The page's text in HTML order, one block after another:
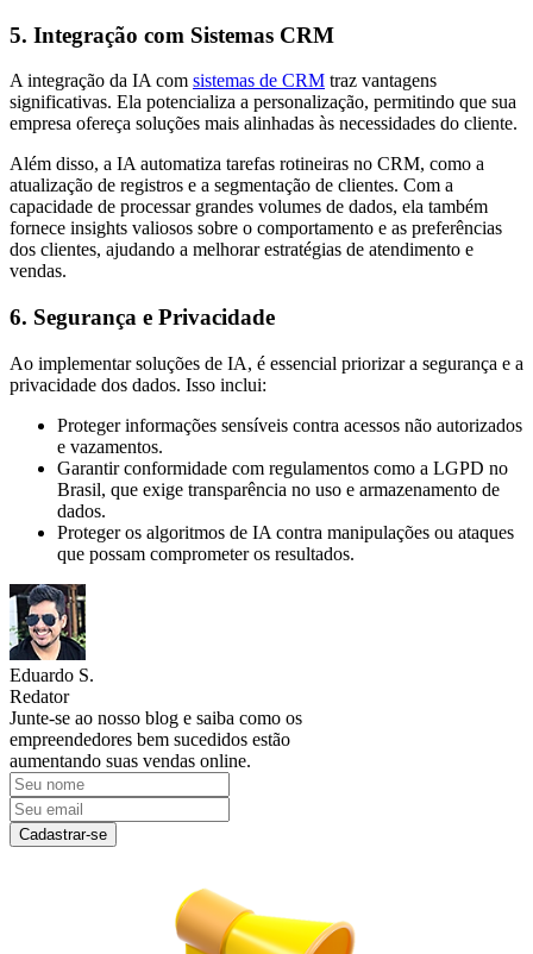
5. Integração com Sistemas CRM
A integração da IA com sistemas de CRM traz vantagens
significativas. Ela potencializa a personalização, permitindo que sua
empresa ofereça soluções mais alinhadas às necessidades do cliente.
Além disso, a IA automatiza tarefas rotineiras no CRM, como a
atualização de registros e a segmentação de clientes. Com a
capacidade de processar grandes volumes de dados, ela também
fornece insights valiosos sobre o comportamento e as preferências
dos clientes, ajudando a melhorar estratégias de atendimento e
vendas.
6. Segurança e Privacidade
Ao implementar soluções de IA, é essencial priorizar a segurança e a
privacidade dos dados. Isso inclui:
Proteger informações sensíveis contra acessos não autorizados
e vazamentos.
Garantir conformidade com regulamentos como a LGPD no
Brasil, que exige transparência no uso e armazenamento de
dados.
Proteger os algoritmos de IA contra manipulações ou ataques
que possam comprometer os resultados.
Eduardo S.
Redator
Junte-se ao nosso blog e saiba como os
empreendedores bem sucedidos estão
aumentando suas vendas online.
Cadastrar-se